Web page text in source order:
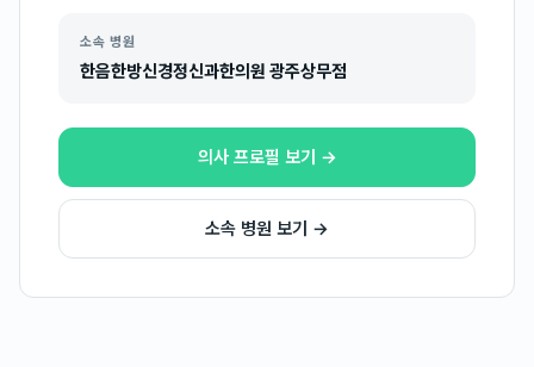
소속 병원
한음한방신경정신과한의원 광주상무점
의사 프로필 보기 →
소속 병원 보기 →